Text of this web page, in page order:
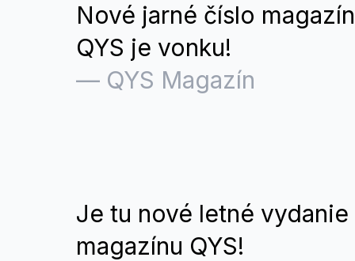
Nové jarné číslo
QYS je vonku!
— QYS Magazín
Je tu nové letné vydanie
magazínu QYS!